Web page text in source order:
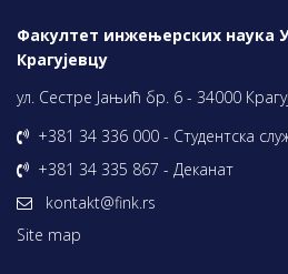
Факултет инжењерских наука
Крагујевцу
ул. Сестре Јањић бр. 6 - 34000
+381 34 336 000 - Студентска
+381 34 335 867 - Деканат
kontakt@fink.rs
Site map